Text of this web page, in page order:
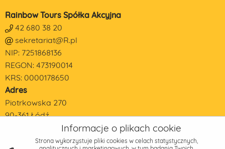
Rainbow Tours Spółka Akcyjna
42 680 38 20
sekretariat@R.pl
NIP: 7251868136
REGON: 473190014
KRS: 0000178650
Adres
Piotrkowska 270
90-361 Łódź
Informacje o plikach cookie
Strona wykorzystuje pliki cookies w celach statystycznych,